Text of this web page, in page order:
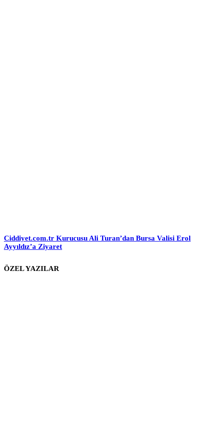
Ciddiyet.com.tr Kurucusu Ali Turan’dan Bursa Valisi Erol
Ayyıldız’a Ziyaret
ÖZEL YAZILAR